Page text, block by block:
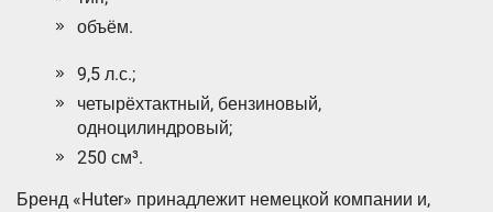
объём.
9,5 л.с.;
четырёхтактный, бензиновый,
одноцилиндровый;
250 см³.
Бренд «Huter» принадлежит немецкой компании и,